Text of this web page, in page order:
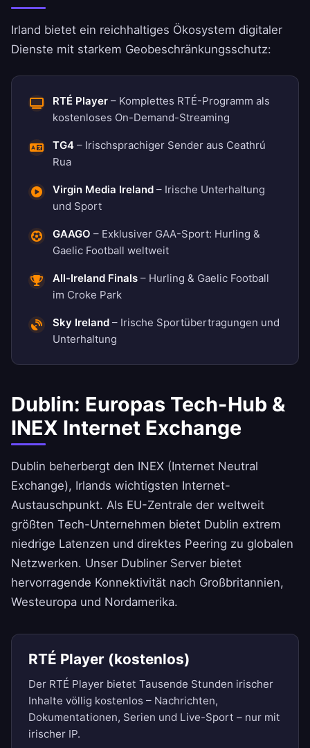
Irland bietet ein reichhaltiges Ökosystem digitaler
Dienste mit starkem Geobeschränkungsschutz:
RTÉ Player – Komplettes RTÉ-Programm als
kostenloses On-Demand-Streaming
TG4 – Irischsprachiger Sender aus Ceathrú
Rua
Virgin Media Ireland – Irische Unterhaltung
und Sport
GAAGO – Exklusiver GAA-Sport: Hurling &
Gaelic Football weltweit
All-Ireland Finals – Hurling & Gaelic Football
im Croke Park
Sky Ireland – Irische Sportübertragungen und
Unterhaltung
Dublin: Europas Tech-Hub &
INEX Internet Exchange
Dublin beherbergt den INEX (Internet Neutral
Exchange), Irlands wichtigsten Internet-
Austauschpunkt. Als EU-Zentrale der weltweit
größten Tech-Unternehmen bietet Dublin extrem
niedrige Latenzen und direktes Peering zu globalen
Netzwerken. Unser Dubliner Server bietet
hervorragende Konnektivität nach Großbritannien,
Westeuropa und Nordamerika.
RTÉ Player (kostenlos)
Der RTÉ Player bietet Tausende Stunden irischer
Inhalte völlig kostenlos – Nachrichten,
Dokumentationen, Serien und Live-Sport – nur mit
irischer IP.